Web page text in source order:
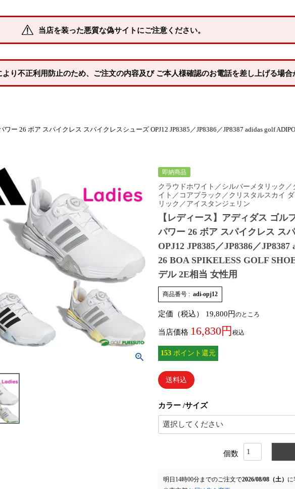
当店を装った悪質な偽サイトにご注意ください。
り不正利用防止のため、ご注文の内容及び ご本人様確認のお電話を差し上げる場合
26 ボア スパイクレス スパイクレスシューズ OPJ12 JP8385／JP8386／JP8387 adidas golf
即納商品
クラウドホワイト／シルバーメタリック
イト／コアブラック／クリスタルスカイ
リック／アイスタンジェリン
【レディース】アディダス ゴル
パワー 26 ボア スパイクレス ス
OPJ12 JP8385／JP8386／
26 BOA SPIKELESS GOLF
デル 2E相当 女性用
商品番号 adi-opj12
定価（税込） 19,800 のところ
当店価格 16,830 税込
153 ポイント還元
送料込
カラー サイズ
明日 14時00分までのご注文で2026/08/08（土） に